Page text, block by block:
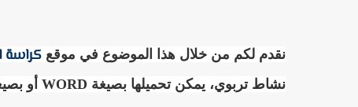
نقدم لكم من خلال هذا الموضوع في موقع كراسة
نشاط تربوي، يمكن تحميلها بصيغة WORD أو بصيغة PDF